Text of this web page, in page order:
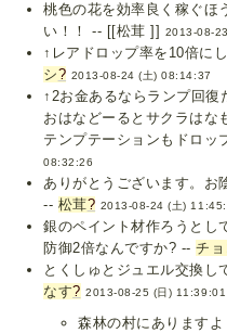
桃色の花を効率良く稼ぐほ
い！！ -- [[松茸 ]]
2013-08-
↑レアドロップ率を10倍に
シ? 2013-08-24 (土) 08:14:37
↑2お金あるならランプ回復
おはなどーるとサクラはな
テンプテーションもドロッ
08:32:26
ありがとうございます。お
-- 松茸? 2013-08-24 (土)
銀のペイント材作ろうとし
防御2倍なんですか? --チ
とくしゅとジュエル交換し
なす? 2013-08-25 (日) 11:39:01
森林の村にあります